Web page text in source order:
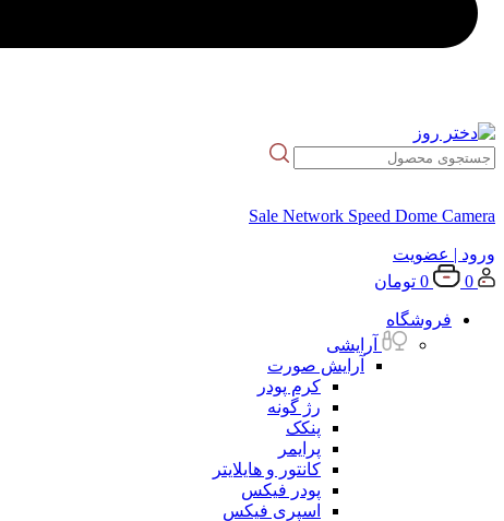
Sale Network Speed Dome Camera
ورود | عضویت
0
0 تومان
فروشگاه
آرایشی
آرایش صورت
کرم پودر
رژ گونه
پنکک
پرایمر
کانتور و هایلایتر
پودر فیکس
اسپری فیکس